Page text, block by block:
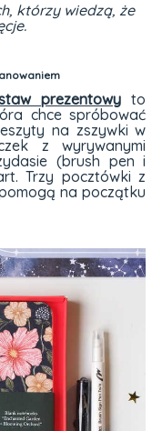
którzy wiedzą, że
prezentowy to
chce spróbować
na zszywki w
z wyrywanymi
(brush pen i
Trzy pocztówki z
na początku